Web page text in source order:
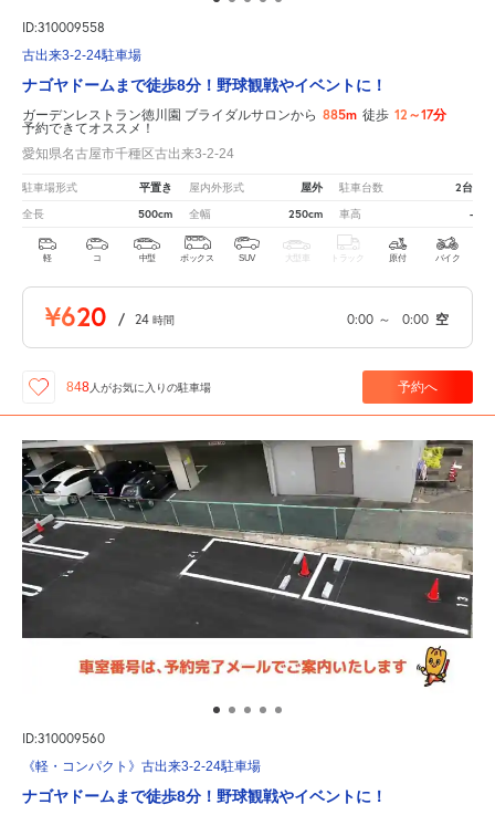
ID:310009558
古出来3-2-24駐車場
ナゴヤドームまで徒歩8分！野球観戦やイベントに！
ガーデンレストラン徳川園 ブライダルサロンから 885m 徒歩 12～17分
予約できてオススメ！
愛知県名古屋市千種区古出来3-2-24
駐車場形式 平置き 屋内外形式 屋外 駐車台数 2台
全長 500cm 全幅 250cm 車高 -
軽 コ 中型 ボックス SUV 大型車 トラック 原付 バイク
¥620 / 24 時間 0:00 ～ 0:00 空
848人がお気に入りの駐車場 予約へ
ID:310009560
《軽・コンパクト》古出来3-2-24駐車場
ナゴヤドームまで徒歩8分！野球観戦やイベントに！